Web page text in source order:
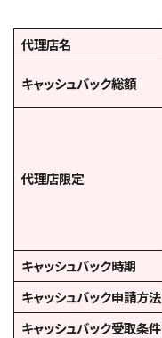
代理店名
キャッシュバック総額
代理店限定
キャッシュバック時期
キャッシュバック申請方法
キャッシュバック受取条件